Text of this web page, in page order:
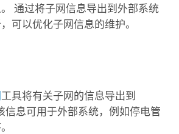
通过将子网信息导出到外部系统
可以优化子网信息的维护。
工具将有关子网的信息导出到
信息可用于外部系统，例如停电管